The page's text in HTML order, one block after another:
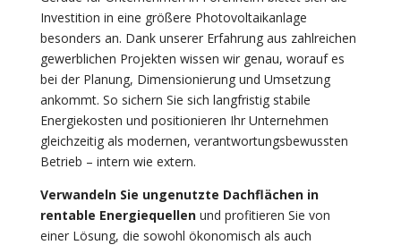
Investition in eine größere Photovoltaikanlage
besonders an. Dank unserer Erfahrung aus zahlreichen
gewerblichen Projekten wissen wir genau, worauf es
bei der Planung, Dimensionierung und Umsetzung
ankommt. So sichern Sie sich langfristig stabile
Energiekosten und positionieren Ihr Unternehmen
gleichzeitig als modernen, verantwortungsbewussten
Betrieb – intern wie extern.
Verwandeln Sie ungenutzte Dachflächen in
rentable Energiequellenund profitieren Sie von
einer Lösung, die sowohl ökonomisch als auch